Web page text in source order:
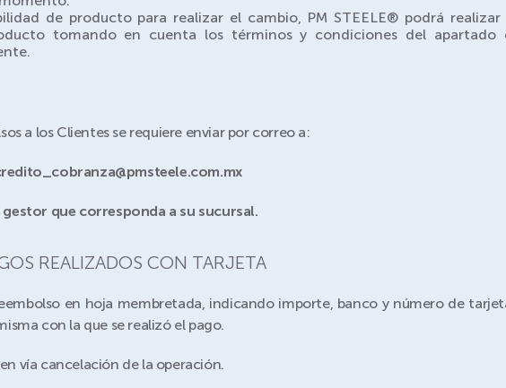
de producto para realizar el cambio, PM STEELE® podrá
tomando en cuenta los términos y condiciones del apartado
a los Clientes se requiere enviar por correo a:
que corresponda a su sucursal.
REALIZADOS CON TARJETA
en hoja membretada, indicando importe, banco y número de
con la que se realizó el pago.
vía cancelación de la operación.